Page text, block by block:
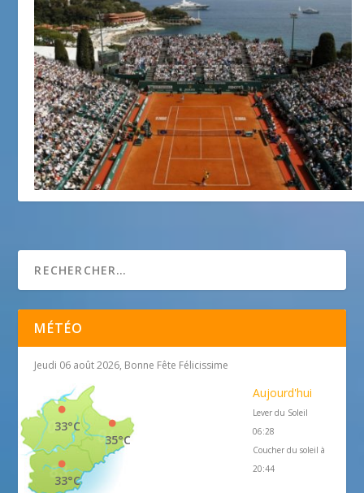
MÉTÉO
Jeudi 06 août 2026, Bonne Fête Félicissime
35°C
33°C
33°C
Aujourd'hui
Lever du Soleil
06:28
Coucher du soleil à
20:44